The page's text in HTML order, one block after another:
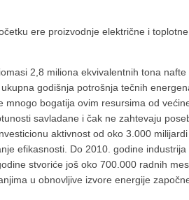
ere proizvodnje električne i
2,8 miliona ekvivalentnih tona
godišnja potrošnja tečnih
bogatija ovim resursima od
savladane i čak ne zahtevaju
aktivnost od oko 3.000
efikasnosti. Do 2010. godine industrija
stvoriće još oko 700.000 radnih
u obnovljive izvore energije